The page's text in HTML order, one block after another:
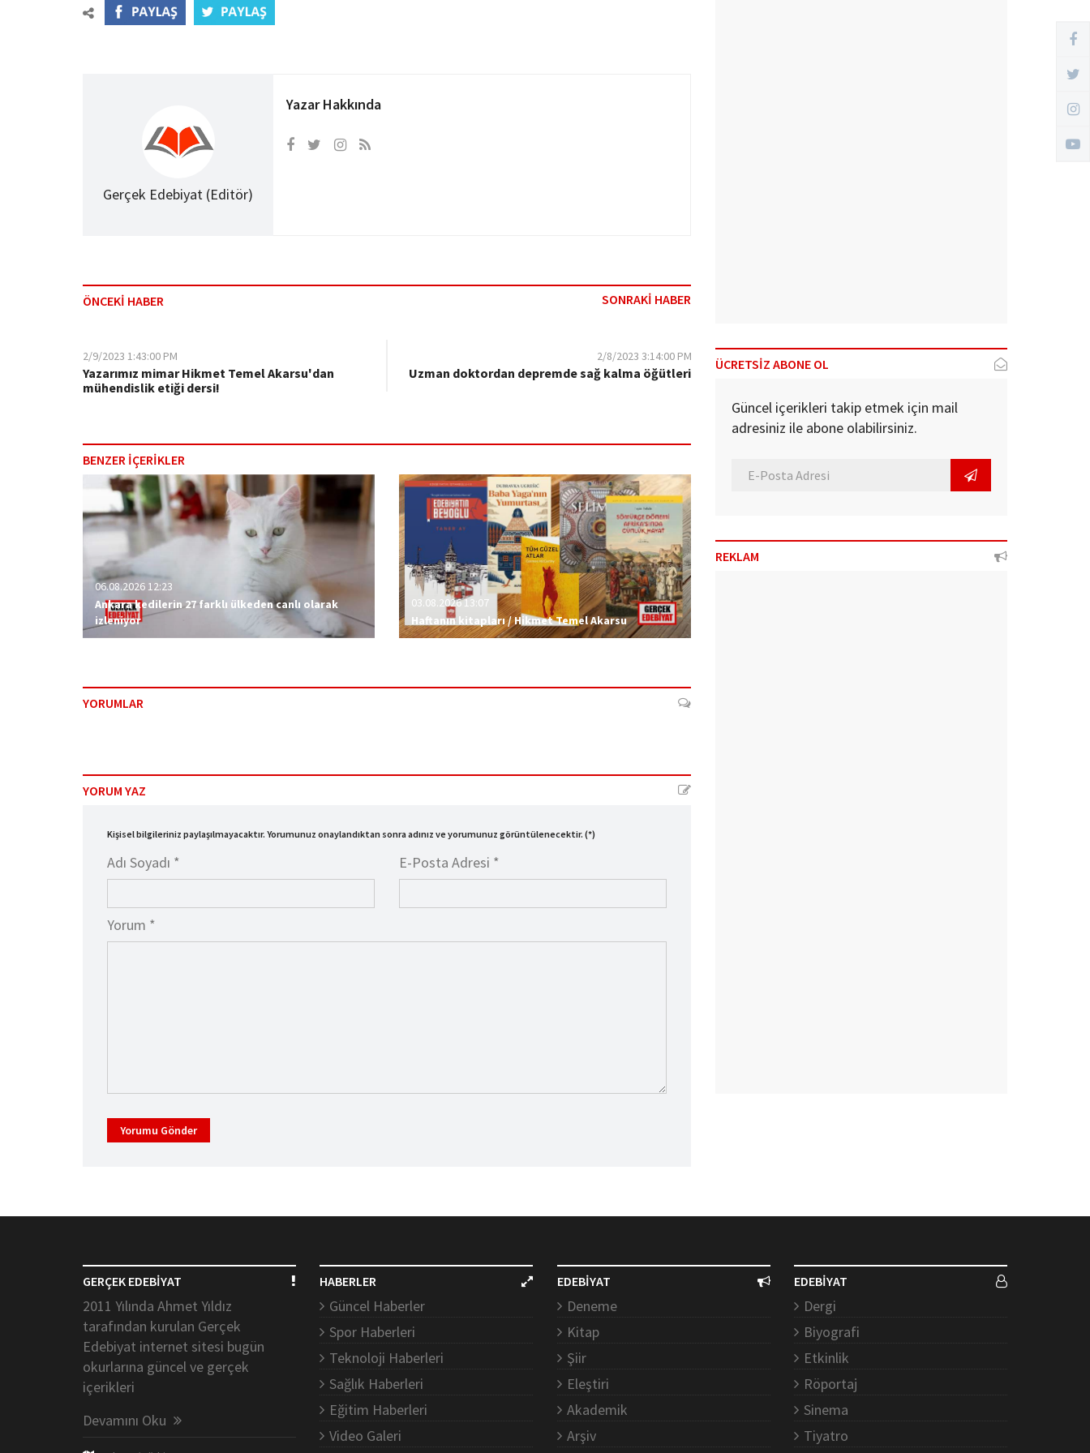
Gerçek Edebiyat (Editör)
Yazar Hakkında
ÖNCEKİ HABER SONRAKİ HABER
2/9/2023 1:43:00 PM
Yazarımız mimar Hikmet Temel Akarsu'dan
mühendislik etiği dersi!
2/8/2023 3:14:00 PM
Uzman doktordan depremde sağ kalma öğütleri
BENZER İÇERİKLER
06.08.2026 12:23
Ankara kedilerin 27 farklı ülkeden canlı olarak
izleniyor
03.08.2026 13:07
Haftanın kitapları / Hikmet Temel Akarsu
YORUMLAR
YORUM YAZ
Kişisel bilgileriniz paylaşılmayacaktır. Yorumunuz onaylandıktan sonra adınız ve yorumunuz görüntülenecektir. (*)
Adı Soyadı * E-Posta Adresi *
Yorum *
Yorumu Gönder
ÜCRETSİZ ABONE OL
Güncel içerikleri takip etmek için mail
adresiniz ile abone olabilirsiniz.
REKLAM
GERÇEK EDEBİYAT
2011 Yılında Ahmet Yıldız
tarafından kurulan Gerçek
Edebiyat internet sitesi bugün
okurlarına güncel ve gerçek
içerikleri
Devamını Oku
HABERLER
Güncel Haberler
Spor Haberleri
Teknoloji Haberleri
Sağlık Haberleri
Eğitim Haberleri
Video Galeri
EDEBİYAT
Deneme
Kitap
Şiir
Eleştiri
Akademik
Arşiv
EDEBİYAT
Dergi
Biyografi
Etkinlik
Röportaj
Sinema
Tiyatro